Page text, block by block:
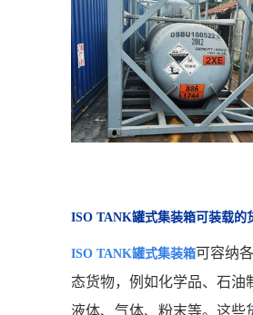
ISO TANK罐式集装箱可装载的
ISO TANK罐式集装箱可容纳
态货物，例如化学品、石油
液体、气体、粉末等。这些